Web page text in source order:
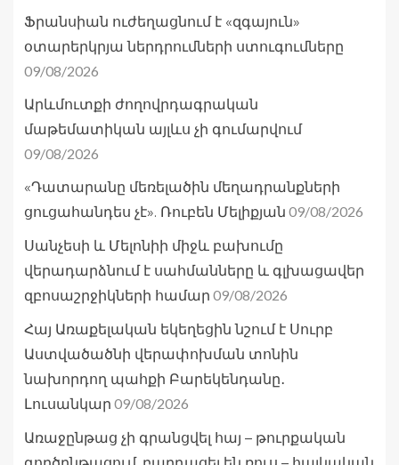
Ֆրանսիան ուժեղացնում է «զգայուն»
օտարերկրյա ներդրումների ստուգումները
09/08/2026
Արևմուտքի ժողովրդագրական
մաթեմատիկան այլևս չի գումարվում
09/08/2026
«Դատարանը մեռելածին մեղադրանքների
ցուցահանդես չէ». Ռուբեն Մելիքյան 09/08/2026
Սանչեսի և Մելոնիի միջև բախումը
վերադարձնում է սահմանները և գլխացավեր
զբոսաշրջիկների համար 09/08/2026
Հայ Առաքելական եկեղեցին նշում է Սուրբ
Աստվածածնի վերափոխման տոնին
նախորդող պահքի Բարեկենդանը․
Լուսանկար 09/08/2026
Առաջընթաց չի գրանցվել հայ – թուրքական